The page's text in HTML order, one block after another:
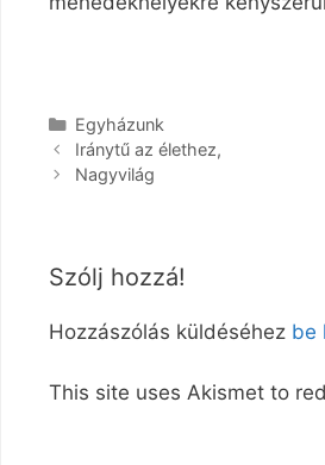
Kategória
Egyházunk
Iránytű az élethez,
Nagyvilág
Szólj hozzá!
Hozzászólás küldéséhez be
This site uses Akismet to